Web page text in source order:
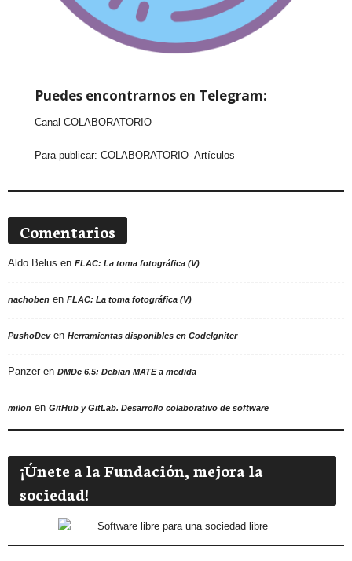
Puedes encontrarnos en Telegram:
Canal COLABORATORIO
Para publicar:COLABORATORIO- Artículos
Comentarios
Aldo Belus en FLAC: La toma fotográfica (V)
nachoben en FLAC: La toma fotográfica (V)
PushoDeven Herramientas disponibles en CodeIgniter
Panzer en DMDc 6.5: Debian MATE a medida
milon en GitHub y GitLab. Desarrollo colaborativo de software
¡Únete a la Fundación, mejora la
sociedad!